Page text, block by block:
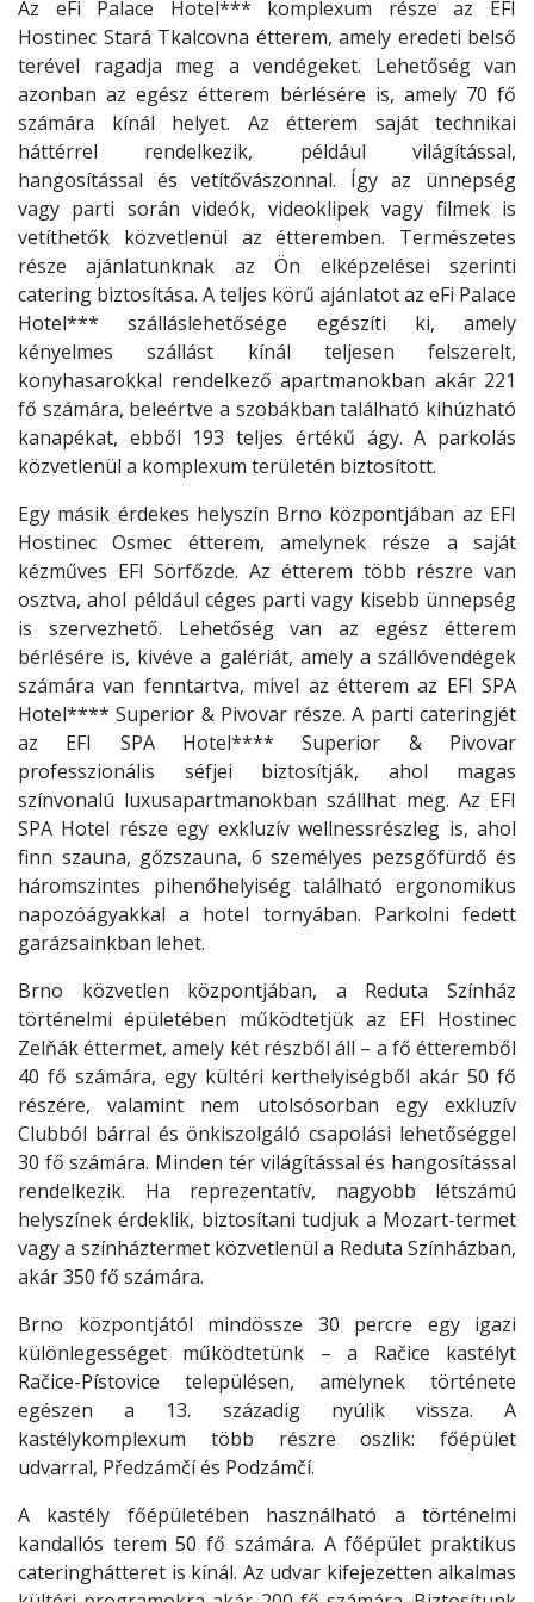
Az eFi Palace Hotel*** komplexum része az EFI
Hostinec Stará Tkalcovna étterem, amely eredeti belső
terével ragadja meg a vendégeket. Lehetőség van
azonban az egész étterem bérlésére is, amely 70 fő
számára kínál helyet. Az étterem saját technikai
háttérrel rendelkezik, például világítással,
hangosítással és vetítővászonnal. Így az ünnepség
vagy parti során videók, videoklipek vagy filmek is
vetíthetők közvetlenül az étteremben. Természetes
része ajánlatunknak az Ön elképzelései szerinti
catering biztosítása. A teljes körű ajánlatot az eFi Palace
Hotel*** szálláslehetősége egészíti ki, amely
kényelmes szállást kínál teljesen felszerelt,
konyhasarokkal rendelkező apartmanokban akár 221
fő számára, beleértve a szobákban található kihúzható
kanapékat, ebből 193 teljes értékű ágy. A parkolás
közvetlenül a komplexum területén biztosított.
Egy másik érdekes helyszín Brno központjában az EFI
Hostinec Osmec étterem, amelynek része a saját
kézműves EFI Sörfőzde. Az étterem több részre van
osztva, ahol például céges parti vagy kisebb ünnepség
is szervezhető. Lehetőség van az egész étterem
bérlésére is, kivéve a galériát, amely a szállóvendégek
számára van fenntartva, mivel az étterem az EFI SPA
Hotel**** Superior & Pivovar része. A parti cateringjét
az EFI SPA Hotel**** Superior & Pivovar
professzionális séfjei biztosítják, ahol magas
színvonalú luxusapartmanokban szállhat meg. Az EFI
SPA Hotel része egy exkluzív wellnessrészleg is, ahol
finn szauna, gőzszauna, 6 személyes pezsgőfürdő és
háromszintes pihenőhelyiség található ergonomikus
napozóágyakkal a hotel tornyában. Parkolni fedett
garázsainkban lehet.
Brno közvetlen központjában, a Reduta Színház
történelmi épületében működtetjük az EFI Hostinec
Zelňák éttermet, amely két részből áll – a fő étteremből
40 fő számára, egy kültéri kerthelyiségből akár 50 fő
részére, valamint nem utolsósorban egy exkluzív
Clubból bárral és önkiszolgáló csapolási lehetőséggel
30 fő számára. Minden tér világítással és hangosítással
rendelkezik. Ha reprezentatív, nagyobb létszámú
helyszínek érdeklik, biztosítani tudjuk a Mozart-termet
vagy a színháztermet közvetlenül a Reduta Színházban,
akár 350 fő számára.
Brno központjától mindössze 30 percre egy igazi
különlegességet működtetünk – a Račice kastélyt
Račice-Pístovice településen, amelynek története
egészen a 13. századig nyúlik vissza. A
kastélykomplexum több részre oszlik: főépület
udvarral, Předzámčí és Podzámčí.
A kastély főépületében használható a történelmi
kandallós terem 50 fő számára. A főépület praktikus
cateringhátteret is kínál. Az udvar kifejezetten alkalmas